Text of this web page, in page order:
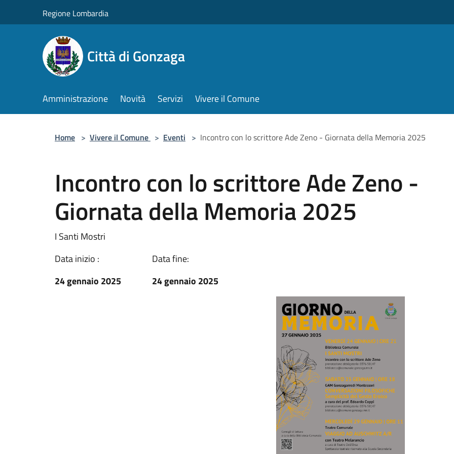
Regione Lombardia
Città di Gonzaga
Amministrazione Novità Servizi Vivere il Comune
Home > Vivere il Comune > Eventi > Incontro con lo scrittore Ade Zeno - Giornata della Memoria 2025
Incontro con lo scrittore Ade Zeno -
Giornata della Memoria 2025
I Santi Mostri
Data inizio :
24 gennaio 2025
Data fine:
24 gennaio 2025